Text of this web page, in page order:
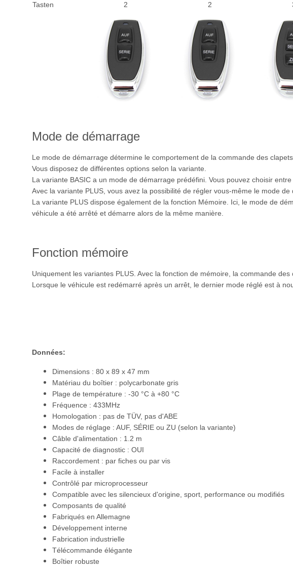
Tasten
2 2
Mode de démarrage
Le mode de démarrage détermine le comportement de la commande des
Vous disposez de différentes options selon la variante.
La variante BASIC a un mode de démarrage prédéfini. Vous pouvez choisir
Avec la variante PLUS, vous avez la possibilité de régler vous-même le mode
La variante PLUS dispose également de la fonction Mémoire. Ici, le mode de
véhicule a été arrêté et démarre alors de la même manière.
Fonction mémoire
Uniquement les variantes PLUS. Avec la fonction de mémoire, la commande
Lorsque le véhicule est redémarré après un arrêt, le dernier mode réglé est à
Données:
Dimensions : 80 x 89 x 47 mm
Matériau du boîtier : polycarbonate gris
Plage de température : -30 °C à +80 °C
Fréquence : 433MHz
Homologation : pas de TÜV, pas d'ABE
Modes de réglage : AUF, SÉRIE ou ZU (selon la variante)
Câble d'alimentation : 1.2 m
Capacité de diagnostic : OUI
Raccordement : par fiches ou par vis
Facile à installer
Contrôlé par microprocesseur
Compatible avec les silencieux d'origine, sport, performance ou modifiés
Composants de qualité
Fabriqués en Allemagne
Développement interne
Fabrication industrielle
Télécommande élégante
Boîtier robuste